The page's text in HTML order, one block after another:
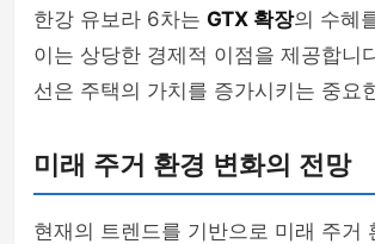
한강 유보라 6차는 GTX 확장의 수혜
이는 상당한 경제적 이점을 제공합니
선은 주택의 가치를 증가시키는 중요
미래 주거 환경 변화의 전망
현재의 트렌드를 기반으로 미래 주거